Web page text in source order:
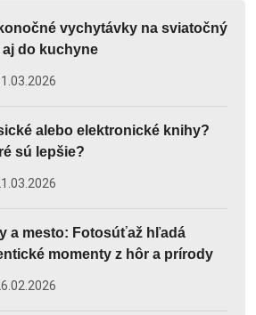
vychytávky na sviatočný
do kuchyne
alebo elektronické knihy?
sú lepšie?
a mesto: Fotosúťaž hľadá
momenty z hôr a prírody